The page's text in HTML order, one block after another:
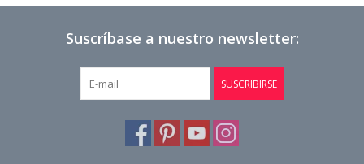
Suscríbase a nuestro newsletter:
SUSCRIBIRSE